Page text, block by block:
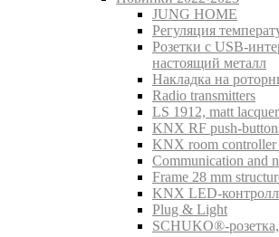
JUNG HOME
Регуляция
Розетки с USB-
настоящий металл
Накладка на
Radio transmitters
LS 1912, matt
KNX RF push-
KNX room
Communication and
Frame 28 mm
KNX LED-
Plug & Light
SCHUKO®-